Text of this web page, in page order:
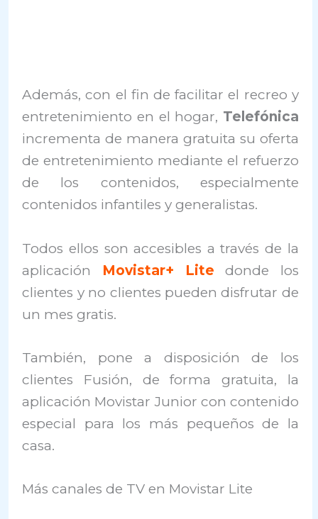
Además, con el fin de facilitar el recreo y
entretenimiento en el hogar, Telefónica
incrementa de manera gratuita su oferta
de entretenimiento mediante el refuerzo
de los contenidos, especialmente
contenidos infantiles y generalistas.
Todos ellos son accesibles a través de la
aplicación Movistar+ Lite donde los
clientes y no clientes pueden disfrutar de
un mes gratis.
También, pone a disposición de los
clientes Fusión, de forma gratuita, la
aplicación Movistar Junior con contenido
especial para los más pequeños de la
casa.
Más canales de TV en Movistar Lite